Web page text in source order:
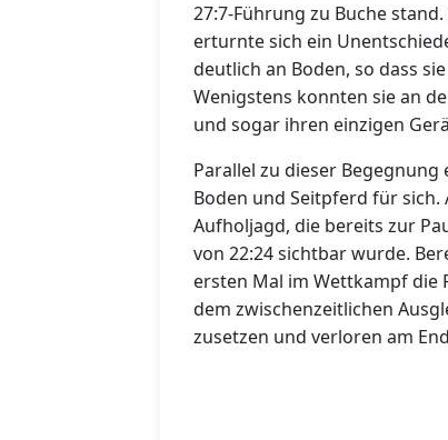
27:7-Führung zu Buche
erturnte sich ein
deutlich an Boden, so dass
Wenigstens konnten sie an
und sogar ihren einzigen
Parallel zu dieser
Boden und Seitpferd für sich.
Aufholjagd, die bereits zur
von 22:24 sichtbar wurde.
ersten Mal im Wettkampf die
dem zwischenzeitlichen
zusetzen und verloren am